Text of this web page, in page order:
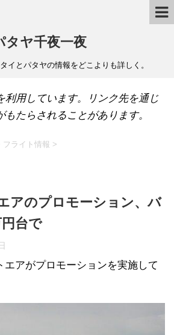
タヤ千夜一夜
イとパタヤの情報をどこよりも詳しく。
利用しています。リンク先を通じ
もたらされることがあります。
フライト情報 >
アのプロモーション、バ
台で
エアがプロモーションを実施して